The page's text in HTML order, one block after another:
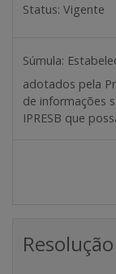
Status: Vigente
Súmula:
adotados pela
de informações
IPRESB que